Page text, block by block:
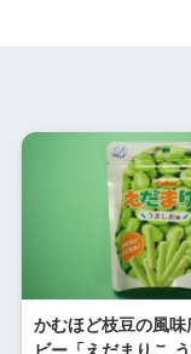
かむほど枝豆の風
ビー「えだまりこ